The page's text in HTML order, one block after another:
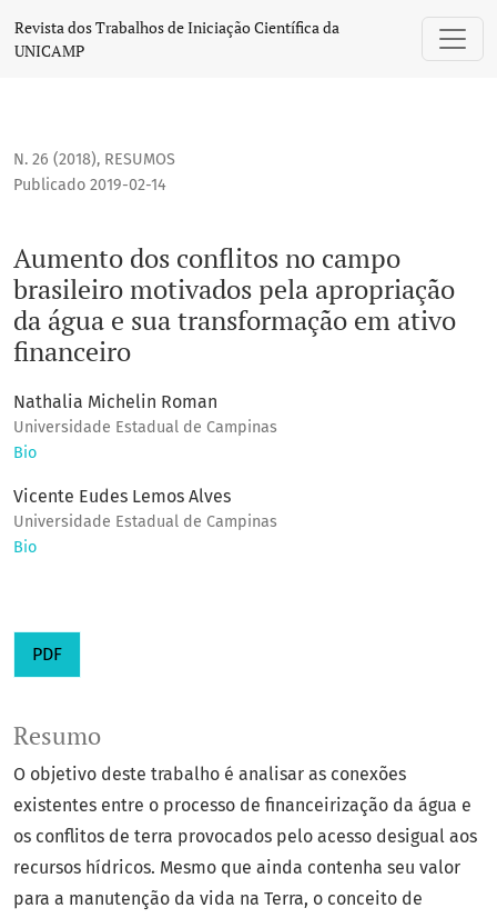
Aumento dos conflitos no campo brasileiro motivados
Revista dos Trabalhos de Iniciação Científica da
UNICAMP
N. 26 (2018), RESUMOS
Aumento dos conflitos no campo
brasileiro motivados pela apropriação
da água e sua transformação em ativo
financeiro
Publicado 2019-02-14
Nathalia Michelin Roman
Universidade Estadual de Campinas
Bio
Vicente Eudes Lemos Alves
Universidade Estadual de Campinas
Bio
PDF
Resumo
O objetivo deste trabalho é analisar as conexões
existentes entre o processo de financeirização da água e
os conflitos de terra provocados pelo acesso desigual aos
recursos hídricos. Mesmo que ainda contenha seu valor
para a manutenção da vida na Terra, o conceito de